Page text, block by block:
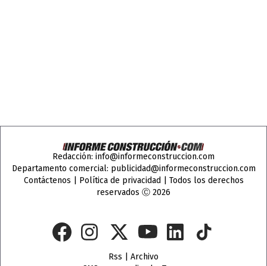
Redacción: info@informeconstruccion.com
Departamento comercial: publicidad@informeconstruccion.com
Contáctenos
Política de privacidad | Todos los derechos
reservados Ⓒ 2026
Rss
Archivo